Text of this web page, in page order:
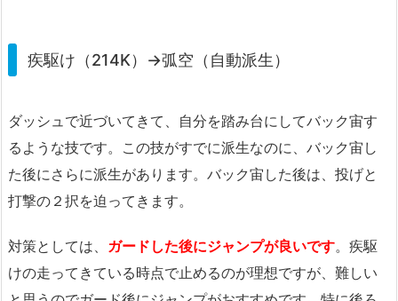
疾駆け（214K）→弧空（自動派生）
ダッシュで近づいてきて、自分を踏み台にしてバック宙す
るような技です。この技がすでに派生なのに、バック宙し
た後にさらに派生があります。バック宙した後は、投げと
打撃の２択を迫ってきます。
対策としては、 ガードした後にジャンプが良いです。疾駆
けの走ってきている時点で止めるのが理想ですが、難しい